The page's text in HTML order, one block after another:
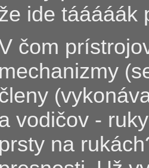
ide tááááák
čom
mechanizmy (
(
vodičov -
prsty na